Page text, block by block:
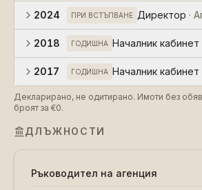
2024 ПРИ ВСТЪПВАНЕ Директор ·
2018 ГОДИШНА Началник кабинет
2017 ГОДИШНА Началник кабинет
Декларирано, не одитирано. Имоти без
броят за €0.
ДЛЪЖНОСТИ
Ръководител на агенция